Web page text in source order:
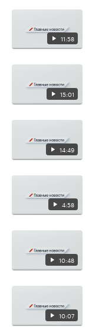
11:58
15:01
14:49
4:58
10:48
10:07